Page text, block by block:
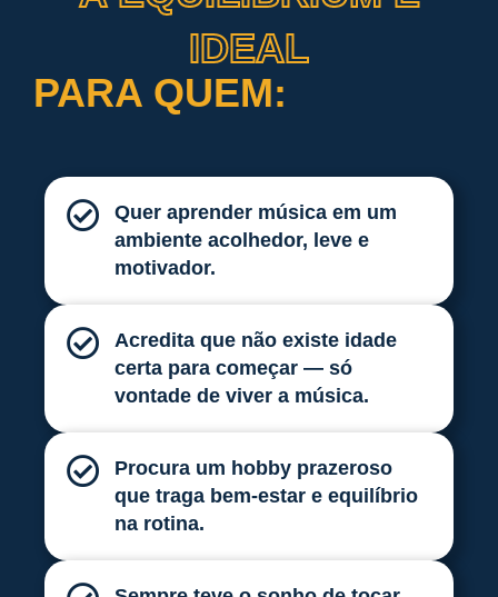
IDEAL
PARA QUEM:
Quer aprender música em um
ambiente acolhedor, leve e
motivador.
Acredita que não existe idade
certa para começar — só
vontade de viver a música.
Procura um hobby prazeroso
que traga bem-estar e equilíbrio
na rotina.